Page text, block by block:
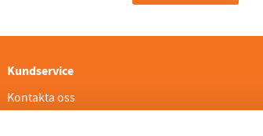
Kundservice
Kontakta oss